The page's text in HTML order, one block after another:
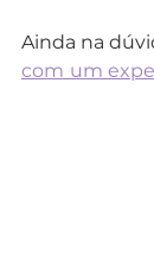
Ainda na
com um